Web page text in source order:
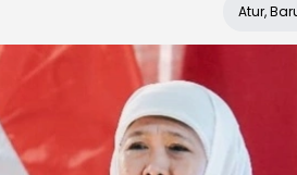
Atur,